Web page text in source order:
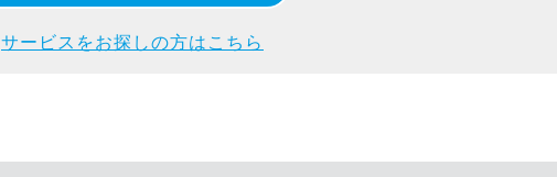
サービスをお探しの方はこちら